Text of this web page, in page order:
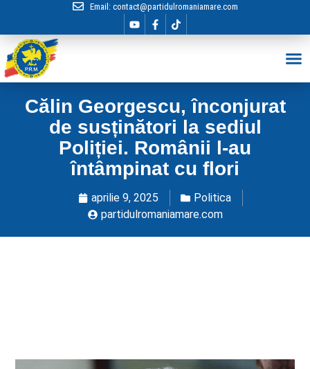
Email: contact@partidulromaniamare.com
Călin Georgescu, înconjurat
de susținători la sediul
Poliției. Românii l-au
întâmpinat cu flori
aprilie 9, 2025
Politica
partidulromaniamare.com